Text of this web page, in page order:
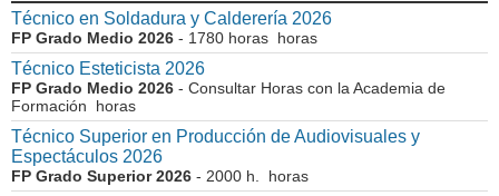
Técnico en Soldadura y Calderería 2026
FP Grado Medio 2026 - 1780 horas horas
Técnico Esteticista 2026
FP Grado Medio 2026 - Consultar Horas con la Academia de
Formación horas
Técnico Superior en Producción de Audiovisuales y
Espectáculos 2026
FP Grado Superior 2026 - 2000 h. horas